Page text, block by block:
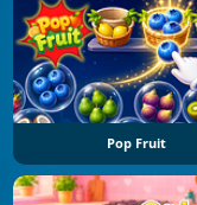
Pop Fruit